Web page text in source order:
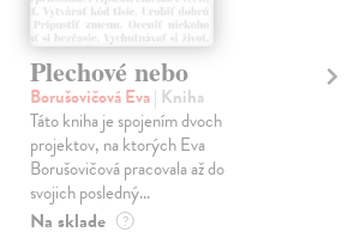
Plechové nebo
Borušovičová Eva| Kniha
Táto kniha je spojením dvoch
projektov, na ktorých Eva
Borušovičová pracovala až do
svojich posledný...
Na sklade ?